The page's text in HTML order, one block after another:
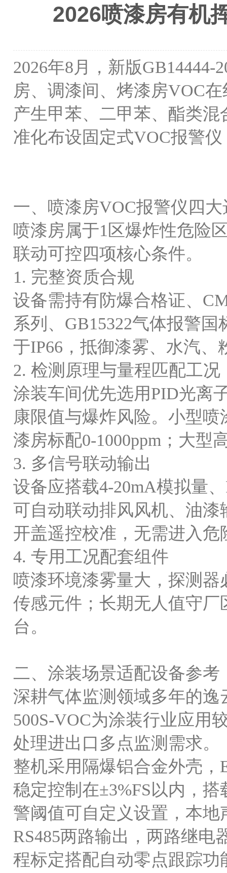
2026喷漆房有机
2026年8月，新版
房、调漆间、烤漆房VOC
产生甲苯、二甲苯、酯类
准化布设固定式VOC报警
一、喷漆房VOC报警仪四
喷漆房属于1区爆炸性危险
联动可控四项核心条件。
1. 完整资质合规
设备需持有防爆合格证、
系列、GB15322气体报警
于IP66，抵御漆雾、水汽
2. 检测原理与量程匹配工况
涂装车间优先选用PID光离
康限值与爆炸风险。小型
漆房标配0-1000ppm；大型
3. 多信号联动输出
设备应搭载4-20mA模拟量
可自动联动排风风机、油
开盖遥控校准，无需进入
4. 专用工况配套组件
喷漆环境漆雾量大，探测
传感元件；长期无人值守厂
台。
二、涂装场景适配设备参考
深耕气体监测领域多年的
500S-VOC为涂装行业应用
处理进出口多点监测需求。
整机采用隔爆铝合金外壳，
稳定控制在±3%FS以内，
警阈值可自定义设置，本
RS485两路输出，两路继
程标定搭配自动零点跟踪